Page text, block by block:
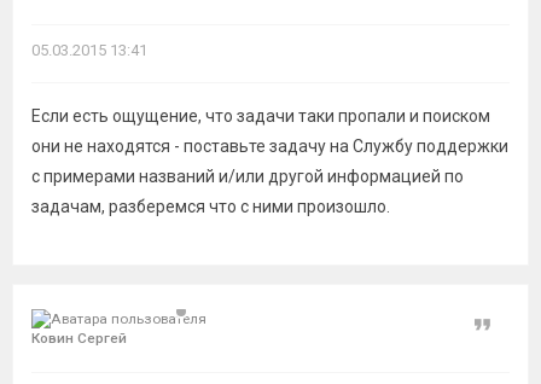
05.03.2015 13:41
Если есть ощущение, что задачи таки пропали и поиском
они не находятся - поставьте задачу на Службу поддержки
с примерами названий и/или другой информацией по
задачам, разберемся что с ними произошло.
Ковин Сергей
Цитата